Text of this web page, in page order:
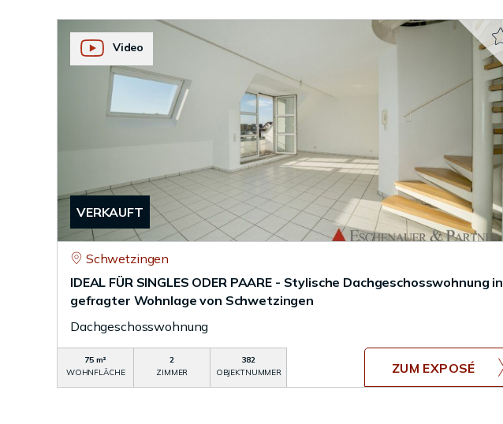
VERKAUFT
Video
Schwetzingen
IDEAL FÜR SINGLES ODER PAARE - Stylische Dachgeschosswohnung in
gefragter Wohnlage von Schwetzingen
Dachgeschosswohnung
75 m²
WOHNFLÄCHE
2
ZIMMER
382
OBJEKTNUMMER
ZUM EXPOSÉ